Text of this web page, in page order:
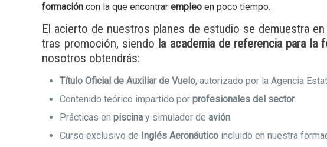
formación con la que encontrarempleo en poco tiempo.
El acierto de nuestros planes de estudio se demuestra
tras promoción, siendo la academia de referencia para la
nosotros obtendrás:
Título Oficial de Auxiliar de Vuelo, autorizado por la Agencia
Contenido teórico impartido porprofesionales del sector.
Prácticas enpiscina y simulador deavión.
Curso exclusivo de Inglés Aeronáutico incluido en nuestra